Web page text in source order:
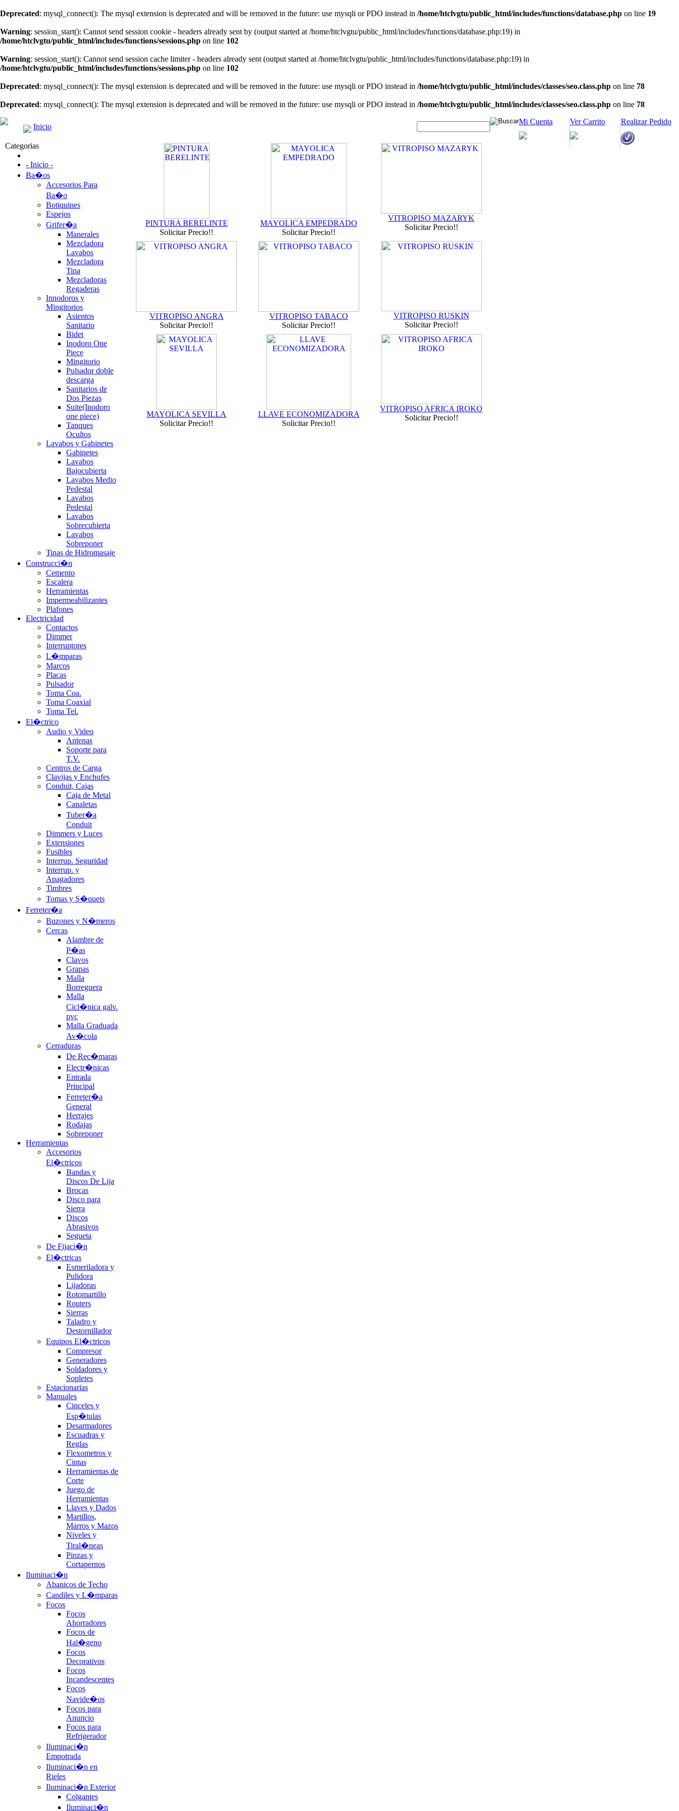
Deprecated: mysql_connect(): The mysql extension is deprecated and will be removed in the future: use mysqli or PDO instead in /home/htclvgtu/public_html/includes/functions/database.php on line 19
Warning: session_start(): Cannot send session cookie - headers already sent by (output started at /home/htclvgtu/public_html/includes/functions/database.php:19) in
/home/htclvgtu/public_html/includes/functions/sessions.php on line 102
Warning: session_start(): Cannot send session cache limiter - headers already sent (output started at /home/htclvgtu/public_html/includes/functions/database.php:19) in
/home/htclvgtu/public_html/includes/functions/sessions.php on line 102
Deprecated: mysql_connect(): The mysql extension is deprecated and will be removed in the future: use mysqli or PDO instead in /home/htclvgtu/public_html/includes/classes/seo.class.php on line 78
Deprecated: mysql_connect(): The mysql extension is deprecated and will be removed in the future: use mysqli or PDO instead in /home/htclvgtu/public_html/includes/classes/seo.class.php on line 78
Realizar Pedido
Ver Carrito
Mi Cuenta
Inicio
Categorias
- Inicio -
Ba�os
Accesorios Para
Ba�o
Botiquines
Espejos
Grifer�a
Manerales
Mezcladora
Lavabos
Mezcladora
Tina
Mezcladoras
Regaderas
Innodoros y
Mingitorios
Asientos
Sanitario
Bidet
Inodoro One
Piece
Mingitorio
Pulsador doble
descarga
Sanitarios de
Dos Piezas
Suite(Inodoro
one piece)
Tanques
Ocultos
Lavabos y Gabinetes
Gabinetes
Lavabos
Bajocubierta
Lavabos Medio
Pedestal
Lavabos
Pedestal
Lavabos
Sobrecubierta
Lavabos
Sobreponer
Tinas de Hidromasaje
Construcci�n
Cemento
Escalera
Herramientas
Impermeabilizantes
Plafones
Electricidad
Contactos
Dimmer
Interruptores
L�mparas
Marcos
Placas
Pulsador
Toma Coa.
Toma Coaxial
Toma Tel.
El�ctrico
Audio y Video
Antenas
Soporte para
T.V.
Centros de Carga
Clavijas y Enchufes
Conduit, Cajas
Caja de Metal
Canaletas
Tuber�a
Conduit
Dimmers y Luces
Extensiones
Fusibles
Interrup. Seguridad
Interrup. y
Apagadores
Timbres
Tomas y S�quets
Ferreter�a
Buzones y N�meros
Cercas
Alambre de
P�as
Clavos
Grapas
Malla
Borreguera
Malla
Cicl�nica galv.
pvc
Malla Graduada
Av�cola
Cerraduras
De Rec�maras
Electr�nicas
Entrada
Principal
Ferreter�a
General
Herrajes
Rodajas
Sobreponer
Herramientas
Accesorios
El�ctricos
Bandas y
Discos De Lija
Brocas
Disco para
Sierra
Discos
Abrasivos
Segueta
De Fijaci�n
El�ctricas
Esmeriladora y
Pulidora
Lijadoras
Rotomartillo
Routers
Sierras
Taladro y
Destornillador
Equipos El�ctricos
Compresor
Generadores
Soldadores y
Sopletes
Estacionarias
Manuales
Cinceles y
Esp�tulas
Desarmadores
Escuadras y
Reglas
Flexometros y
Cintas
Herramientas de
Corte
Juego de
Herramientas
Llaves y Dados
Martillos,
Marros y Mazos
Niveles y
Tiral�neas
Pinzas y
Cortapernos
Iluminaci�n
Abanicos de Techo
Candiles y L�mparas
Focos
Focos
Ahorradores
Focos de
Hal�geno
Focos
Decorativos
Focos
Incandescentes
Focos
Navide�os
Focos para
Anuncio
Focos para
Refrigerador
Iluminaci�n
Empotrada
Iluminaci�n en
Rieles
Iluminaci�n Exterior
Colgantes
Iluminaci�n
PINTURA BERELINTE
Solicitar Precio!!
MAYOLICA EMPEDRADO
Solicitar Precio!!
VITROPISO MAZARYK
Solicitar Precio!!
VITROPISO ANGRA
Solicitar Precio!!
VITROPISO TABACO
Solicitar Precio!!
VITROPISO RUSKIN
Solicitar Precio!!
MAYOLICA SEVILLA
Solicitar Precio!!
LLAVE ECONOMIZADORA
Solicitar Precio!!
VITROPISO AFRICA IROKO
Solicitar Precio!!